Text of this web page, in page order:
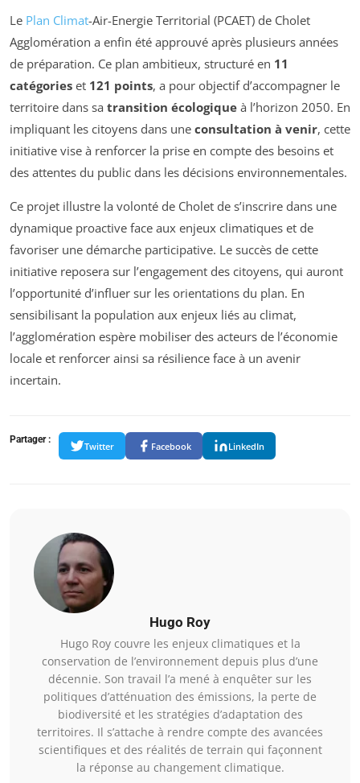
Le Plan Climat-Air-Energie Territorial (PCAET) de Cholet
Agglomération a enfin été approuvé après plusieurs années
de préparation. Ce plan ambitieux, structuré en 11
catégories et 121 points, a pour objectif d’accompagner le
territoire dans sa transition écologique à l’horizon 2050. En
impliquant les citoyens dans une consultation à venir, cette
initiative vise à renforcer la prise en compte des besoins et
des attentes du public dans les décisions environnementales.
Ce projet illustre la volonté de Cholet de s’inscrire dans une
dynamique proactive face aux enjeux climatiques et de
favoriser une démarche participative. Le succès de cette
initiative reposera sur l’engagement des citoyens, qui auront
l’opportunité d’influer sur les orientations du plan. En
sensibilisant la population aux enjeux liés au climat,
l’agglomération espère mobiliser des acteurs de l’économie
locale et renforcer ainsi sa résilience face à un avenir
incertain.
Partager :
Twitter Facebook LinkedIn
Hugo Roy
Hugo Roy couvre les enjeux climatiques et la
conservation de l’environnement depuis plus d’une
décennie. Son travail l’a mené à enquêter sur les
politiques d’atténuation des émissions, la perte de
biodiversité et les stratégies d’adaptation des
territoires. Il s’attache à rendre compte des avancées
scientifiques et des réalités de terrain qui façonnent
la réponse au changement climatique.